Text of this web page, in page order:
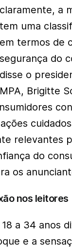
claramente, a
tem uma
em termos de
segurança do
disse o
MPA, Brigitte
relevantes
do
os
nos leitores
a 34 anos
e a